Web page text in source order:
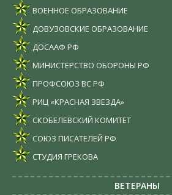
ВОЕННОЕ ОБРАЗОВАНИЕ
ДОВУЗОВСКИЕ ОБРАЗОВАНИЕ
ДОСААФ РФ
МИНИСТЕРСТВО ОБОРОНЫ РФ
ПРОФСОЮЗ ВС РФ
РИЦ «КРАСНАЯ ЗВЕЗДА»
СКОБЕЛЕВСКИЙ КОМИТЕТ
СОЮЗ ПИСАТЕЛЕЙ РФ
СТУДИЯ ГРЕКОВА
ВЕТЕРАНЫ